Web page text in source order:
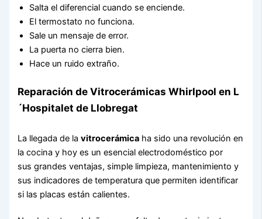
Salta el diferencial cuando se enciende.
El termostato no funciona.
Sale un mensaje de error.
La puerta no cierra bien.
Hace un ruido extraño.
Reparación de Vitrocerámicas Whirlpool en L
´Hospitalet de Llobregat
La llegada de lavitrocerámica ha sido una revolución en
la cocina y hoy es un esencial electrodoméstico por
sus grandes ventajas, simple limpieza, mantenimiento y
sus indicadores de temperatura que permiten identificar
si las placas están calientes.